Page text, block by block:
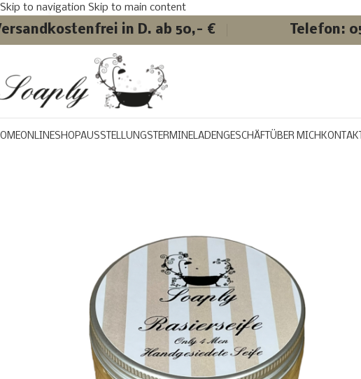
Skip to navigation Skip to main content
in D. ab 50,- € Telefon:
ONLINESHOPAUSSTELLUNGSTERMINELADENGESCHÄFT ÜBER MICH KONTAKT